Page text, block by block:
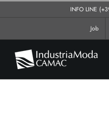
INFO LINE
Job